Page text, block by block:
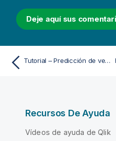
Deje aquí sus
Tutorial – Predicción de ventas con previsión de series temporales multivariantes
Recursos De Ayuda
Vídeos de ayuda de Qlik